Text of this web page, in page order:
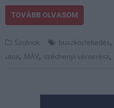
TOVÁBB OLVASOM
Szolnok buszközlekedés,
utca, MÁV, széchenyi városrész,